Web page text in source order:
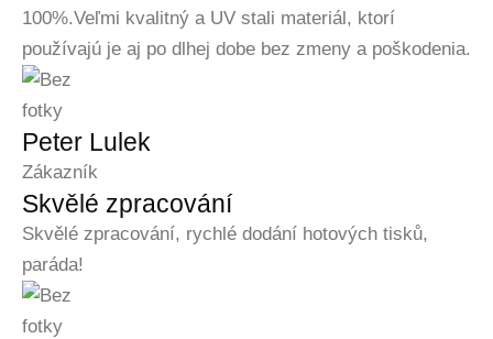
100%.Veľmi kvalitný a UV stali materiál, ktorí
používajú je aj po dlhej dobe bez zmeny a poškodenia.
Peter Lulek
Zákazník
Skvělé zpracování
Skvělé zpracování, rychlé dodání hotových tisků,
paráda!